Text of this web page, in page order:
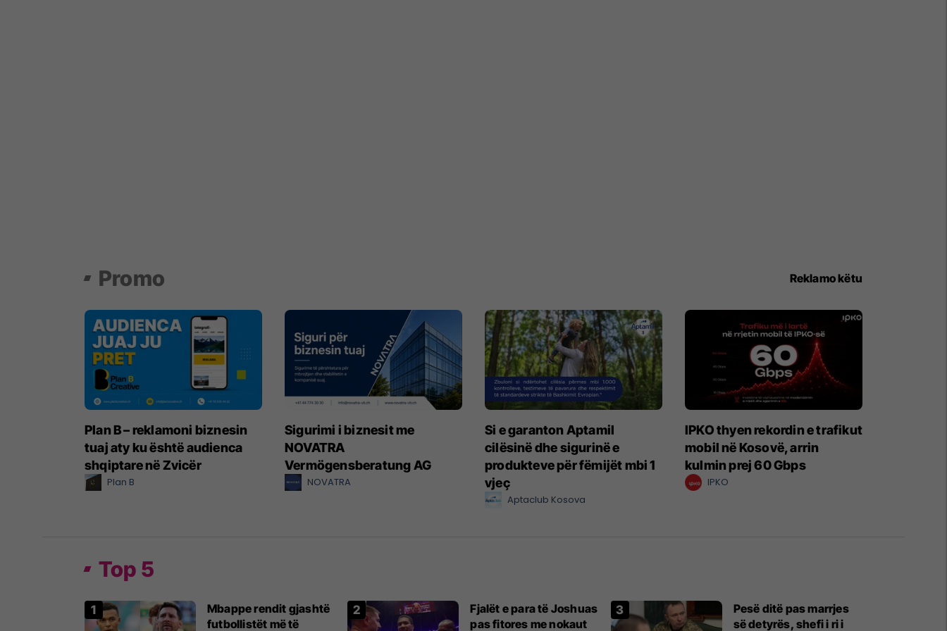
Promo Reklamo këtu
Plan B – reklamoni biznesin
tuaj aty ku është audienca
shqiptare në Zvicër
Plan B
Sigurimi i biznesit me
NOVATRA
Vermögensberatung AG
NOVATRA
Si e garanton Aptamil
cilësinë dhe sigurinë e
produkteve për fëmijët mbi 1
vjeç
Aptaclub Kosova
IPKO thyen rekordin e trafikut
mobil në Kosovë, arrin
kulmin prej 60 Gbps
IPKO
Top 5
Mbappe rendit gjashtë
futbollistët më të
Fjalët e para të Joshuas
pas fitores me nokaut
Pesë ditë pas marrjes
së detyrës, shefi i ri i